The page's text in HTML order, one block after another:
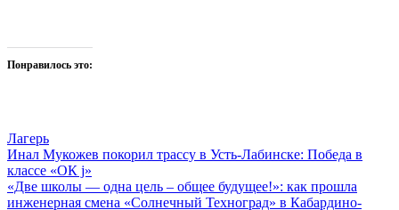
Понравилось это:
Лагерь
Навигация
по
Инал Мукожев покорил трассу в Усть-Лабинске: Победа в
классе «ОК j»
«Две школы — одна цель – общее будущее!»: как прошла
инженерная смена «Солнечный Техноград» в Кабардино-